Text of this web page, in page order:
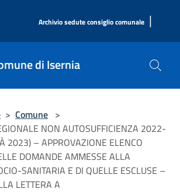
Archivio sedute consiglio comunale |
di Isernia
> Comune >
NON AUTOSUFFICIENZA 2022-
2023) – APPROVAZIONE ELENCO
DOMANDE AMMESSE ALLA
SANITARIA E DI QUELLE ESCLUSE –
LETTERA A